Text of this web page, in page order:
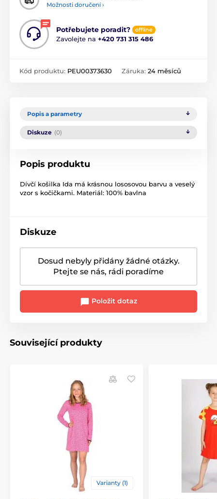
Možnosti doručení ›
Potřebujete poradit? offline
Zavolejte na +420 731 315 486
Kód produktu: PEU00373630 Záruka: 24 měsíců
Popis a parametry
Diskuze (0)
Popis produktu
Dívčí košilka Ida má krásnou lososovou barvu a veselý
vzor s kočičkami. Materiál: 100% bavlna
Diskuze
Dosud nebyly přidány žádné otázky.
Ptejte se nás, rádi poradíme
Položit dotaz
Související produkty
Varianty (1)